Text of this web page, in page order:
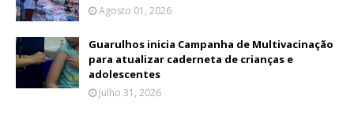
Agosto 01, 2026
Guarulhos inicia Campanha de Multivacinação
para atualizar caderneta de crianças e
adolescentes
Julho 31, 2026